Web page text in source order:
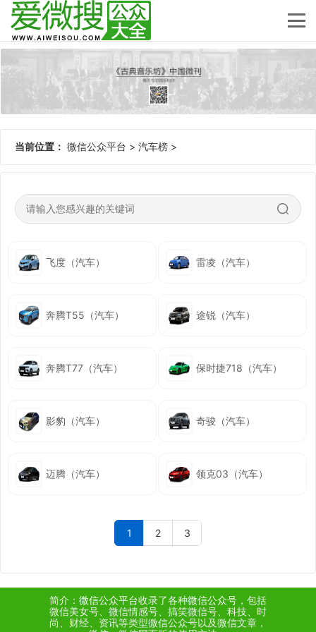
当前位置： 微信公众平台 > 汽车榜 >
飞度（汽车） 雷凌（汽车）
奔腾T55（汽车） 途锐（汽车）
奔腾T77（汽车） 保时捷718（汽车）
影豹（汽车） 奇骏（汽车）
迈腾（汽车） 领克03（汽车）
1 2 3
简介： 微信公众平台收录了各种微信公众号 ，包括
微信美女号、微信情感号、搞笑微信号、科技、时
尚、财经、资讯等类型微信公众号以及微信文章，